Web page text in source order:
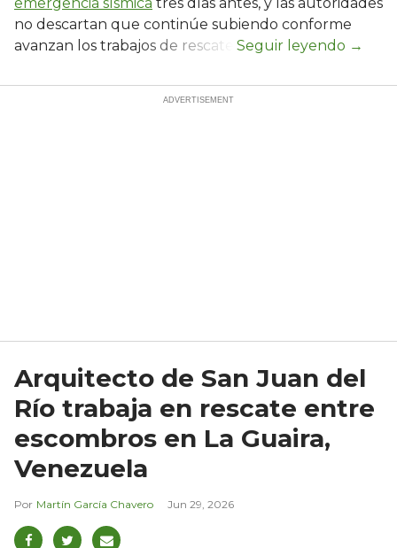
emergencia sísmica tres días antes, y las autoridades
no descartan que continúe subiendo conforme
avanzan los trabajos de rescate.
Arquitecto de San Juan del
Río trabaja en rescate entre
escombros en La Guaira,
Venezuela
Martín García Chavero Jun 29, 2026